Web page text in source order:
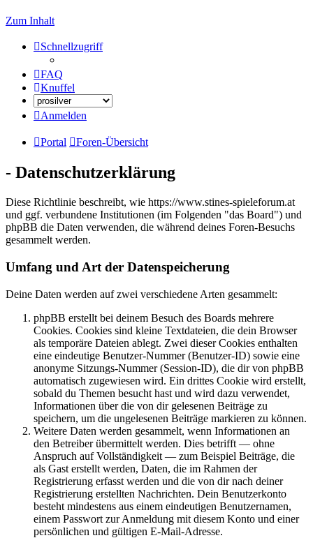
Zum Inhalt
Schnellzugriff
FAQ
Knuffel
Anmelden
Portal Foren-Übersicht
- Datenschutzerklärung
Diese Richtlinie beschreibt, wie https://www.stines-spieleforum.at
und ggf. verbundene Institutionen (im Folgenden "das Board") und
phpBB die Daten verwenden, die während deines Foren-Besuchs
gesammelt werden.
Umfang und Art der Datenspeicherung
Deine Daten werden auf zwei verschiedene Arten gesammelt:
phpBB erstellt bei deinem Besuch des Boards mehrere
Cookies. Cookies sind kleine Textdateien, die dein Browser
als temporäre Dateien ablegt. Zwei dieser Cookies enthalten
eine eindeutige Benutzer-Nummer (Benutzer-ID) sowie eine
anonyme Sitzungs-Nummer (Session-ID), die dir von phpBB
automatisch zugewiesen wird. Ein drittes Cookie wird erstellt,
sobald du Themen besucht hast und wird dazu verwendet,
Informationen über die von dir gelesenen Beiträge zu
speichern, um die ungelesenen Beiträge markieren zu können.
Weitere Daten werden gesammelt, wenn Informationen an
den Betreiber übermittelt werden. Dies betrifft — ohne
Anspruch auf Vollständigkeit — zum Beispiel Beiträge, die
als Gast erstellt werden, Daten, die im Rahmen der
Registrierung erfasst werden und die von dir nach deiner
Registrierung erstellten Nachrichten. Dein Benutzerkonto
besteht mindestens aus einem eindeutigen Benutzernamen,
einem Passwort zur Anmeldung mit diesem Konto und einer
persönlichen und gültigen E-Mail-Adresse.